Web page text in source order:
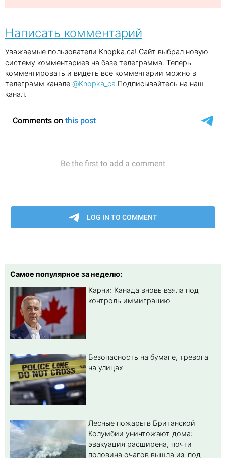
Написать комментарий
Уважаемые пользователи Knopka.ca! Сайт выбрал новую
систему комментариев на базе телеграмма. Теперь
комментировать и видеть все комментарии можно в
телеграмм канале @Knopka_ca Подписывайтесь на наш
канал.
Самое популярное за неделю:
Карни: Канада вновь взяла под
контроль иммиграцию
Безопасность на бумаге, тревога
на улицах
Лесные пожары в Британской
Колумбии уничтожают дома:
эвакуация расширена, почти
половина очагов вышла из-под